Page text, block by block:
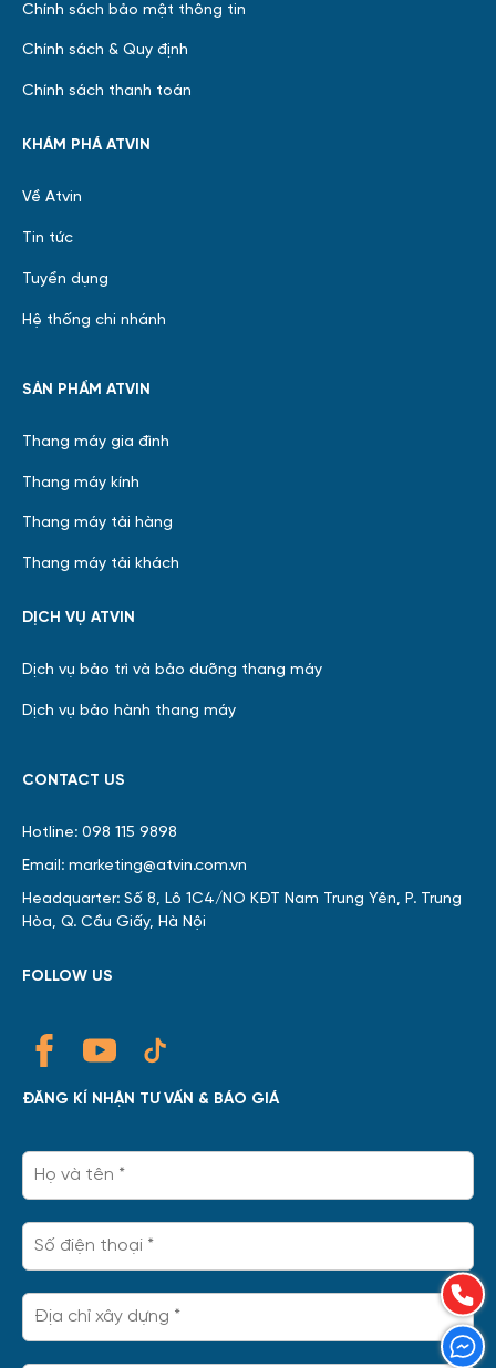
Chính sách bảo mật thông tin
Chính sách & Quy định
Chính sách thanh toán
KHÁM PHÁ ATVIN
Về Atvin
Tin tức
Tuyển dụng
Hệ thống chi nhánh
SẢN PHẨM ATVIN
Thang máy gia đình
Thang máy kính
Thang máy tải hàng
Thang máy tải khách
DỊCH VỤ ATVIN
Dịch vụ bảo trì và bảo dưỡng thang máy
Dịch vụ bảo hành thang máy
CONTACT US
Hotline: 098 115 9898
Email: marketing@atvin.com.vn
Headquarter: Số 8, Lô 1C4/NO KĐT Nam Trung Yên, P. Trung
Hòa, Q. Cầu Giấy, Hà Nội
FOLLOW US
ĐĂNG KÍ NHẬN TƯ VẤN & BÁO GIÁ